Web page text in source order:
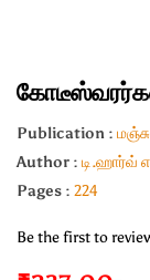
Publication :
Author : டி.ஹார்வ்
Pages : 224
Be the first to